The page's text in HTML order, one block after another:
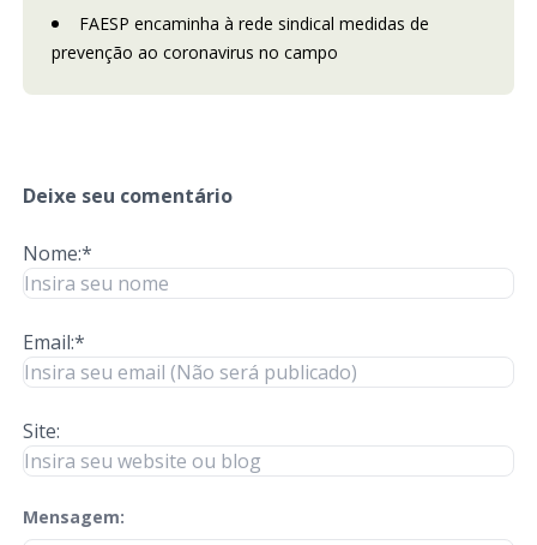
FAESP encaminha à rede sindical medidas de
prevenção ao coronavirus no campo
Deixe seu comentário
Nome:*
Email:*
Site:
Mensagem:
check-terms